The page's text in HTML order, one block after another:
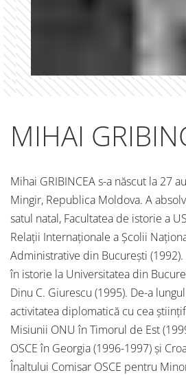
MIHAI
Mihai GRIBINCEA s-a născut la 27
Mingir, Republica Moldova. A
satul natal, Facultatea de istorie a
Relații Internaționale a Școlii
Administrative din București
în istorie la Universitatea din
Dinu C. Giurescu (1995). De-a
activitatea diplomatică cu cea
Misiunii ONU în Timorul de Est
OSCE în Georgia (1996-1997) și
Înaltului Comisar OSCE pentru